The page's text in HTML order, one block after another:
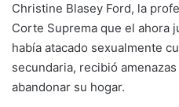
Christine Blasey Ford, la
Corte Suprema que el ahora
había atacado sexualmente
secundaria, recibió
abandonar su hogar.